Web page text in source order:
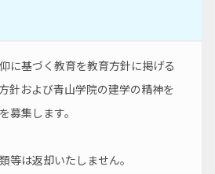
に基づく教育を教育方針に掲げる
針および青山学院の建学の精神を
募集します。
等は返却いたしません。